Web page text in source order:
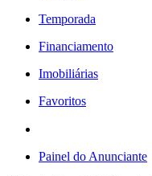
Temporada
Financiamento
Imobiliárias
Favoritos
Painel do Anunciante